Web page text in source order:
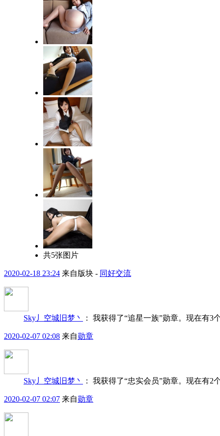
共5张图片
2020-02-18 23:24 来自版块 - 同好交流
Sky丿空城旧梦丶 ： 我获得了“追星一族”勋章。现在有3
2020-02-07 02:08 来自勋章
Sky丿空城旧梦丶 ： 我获得了“忠实会员”勋章。现在有2
2020-02-07 02:07 来自勋章